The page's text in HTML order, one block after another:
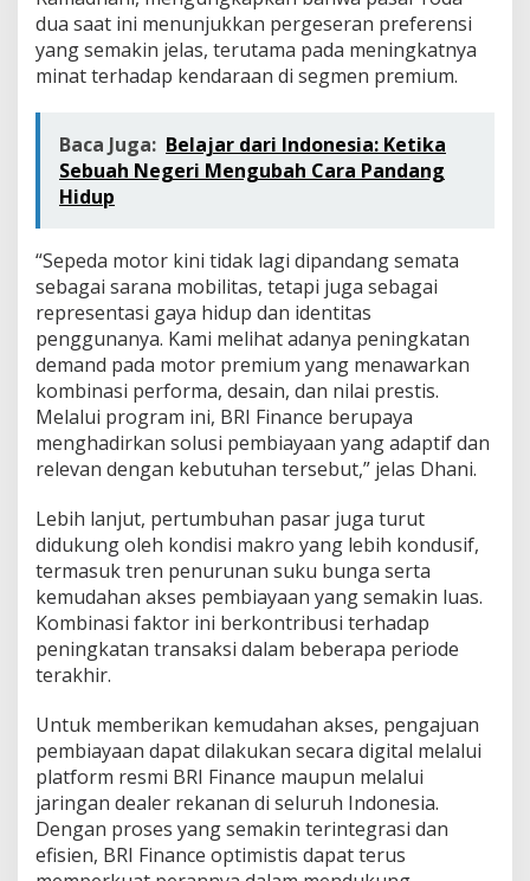
dua saat ini menunjukkan pergeseran preferensi
yang semakin jelas, terutama pada meningkatnya
minat terhadap kendaraan di segmen premium.
Baca Juga: Belajar dari Indonesia: Ketika
Sebuah Negeri Mengubah Cara Pandang
Hidup
“Sepeda motor kini tidak lagi dipandang semata
sebagai sarana mobilitas, tetapi juga sebagai
representasi gaya hidup dan identitas
penggunanya. Kami melihat adanya peningkatan
demand pada motor premium yang menawarkan
kombinasi performa, desain, dan nilai prestis.
Melalui program ini, BRI Finance berupaya
menghadirkan solusi pembiayaan yang adaptif dan
relevan dengan kebutuhan tersebut,” jelas Dhani.
Lebih lanjut, pertumbuhan pasar juga turut
didukung oleh kondisi makro yang lebih kondusif,
termasuk tren penurunan suku bunga serta
kemudahan akses pembiayaan yang semakin luas.
Kombinasi faktor ini berkontribusi terhadap
peningkatan transaksi dalam beberapa periode
terakhir.
Untuk memberikan kemudahan akses, pengajuan
pembiayaan dapat dilakukan secara digital melalui
platform resmi BRI Finance maupun melalui
jaringan dealer rekanan di seluruh Indonesia.
Dengan proses yang semakin terintegrasi dan
efisien, BRI Finance optimistis dapat terus